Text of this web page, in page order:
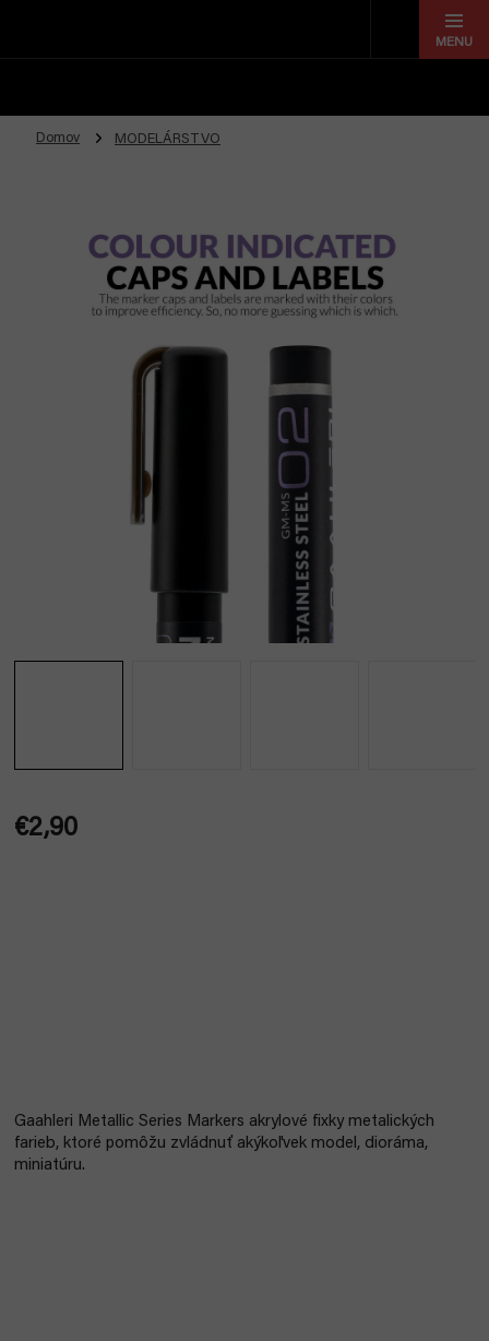
Domov MODELÁRSTVO
€2,90
Gaahleri ​​Metallic Series Markers akrylové fixky metalických
farieb, ktoré pomôžu zvládnuť akýkoľvek model, dioráma,
miniatúru.